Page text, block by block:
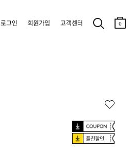
로그인 회원가입 고객센터 0
플친할인